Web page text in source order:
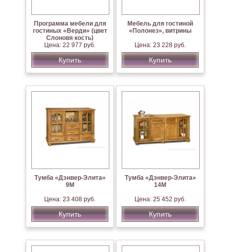
Программа мебели для
гостиных «Верди» (цвет
Слоновя кость)
Цена: 22 977 руб.
Купить
Мебель для гостиной
«Полонез», витрины
Цена: 23 228 руб.
Купить
Тумба «Дэнвер-Элита»
9М
Цена: 23 408 руб.
Купить
Тумба «Дэнвер-Элита»
14М
Цена: 25 452 руб.
Купить